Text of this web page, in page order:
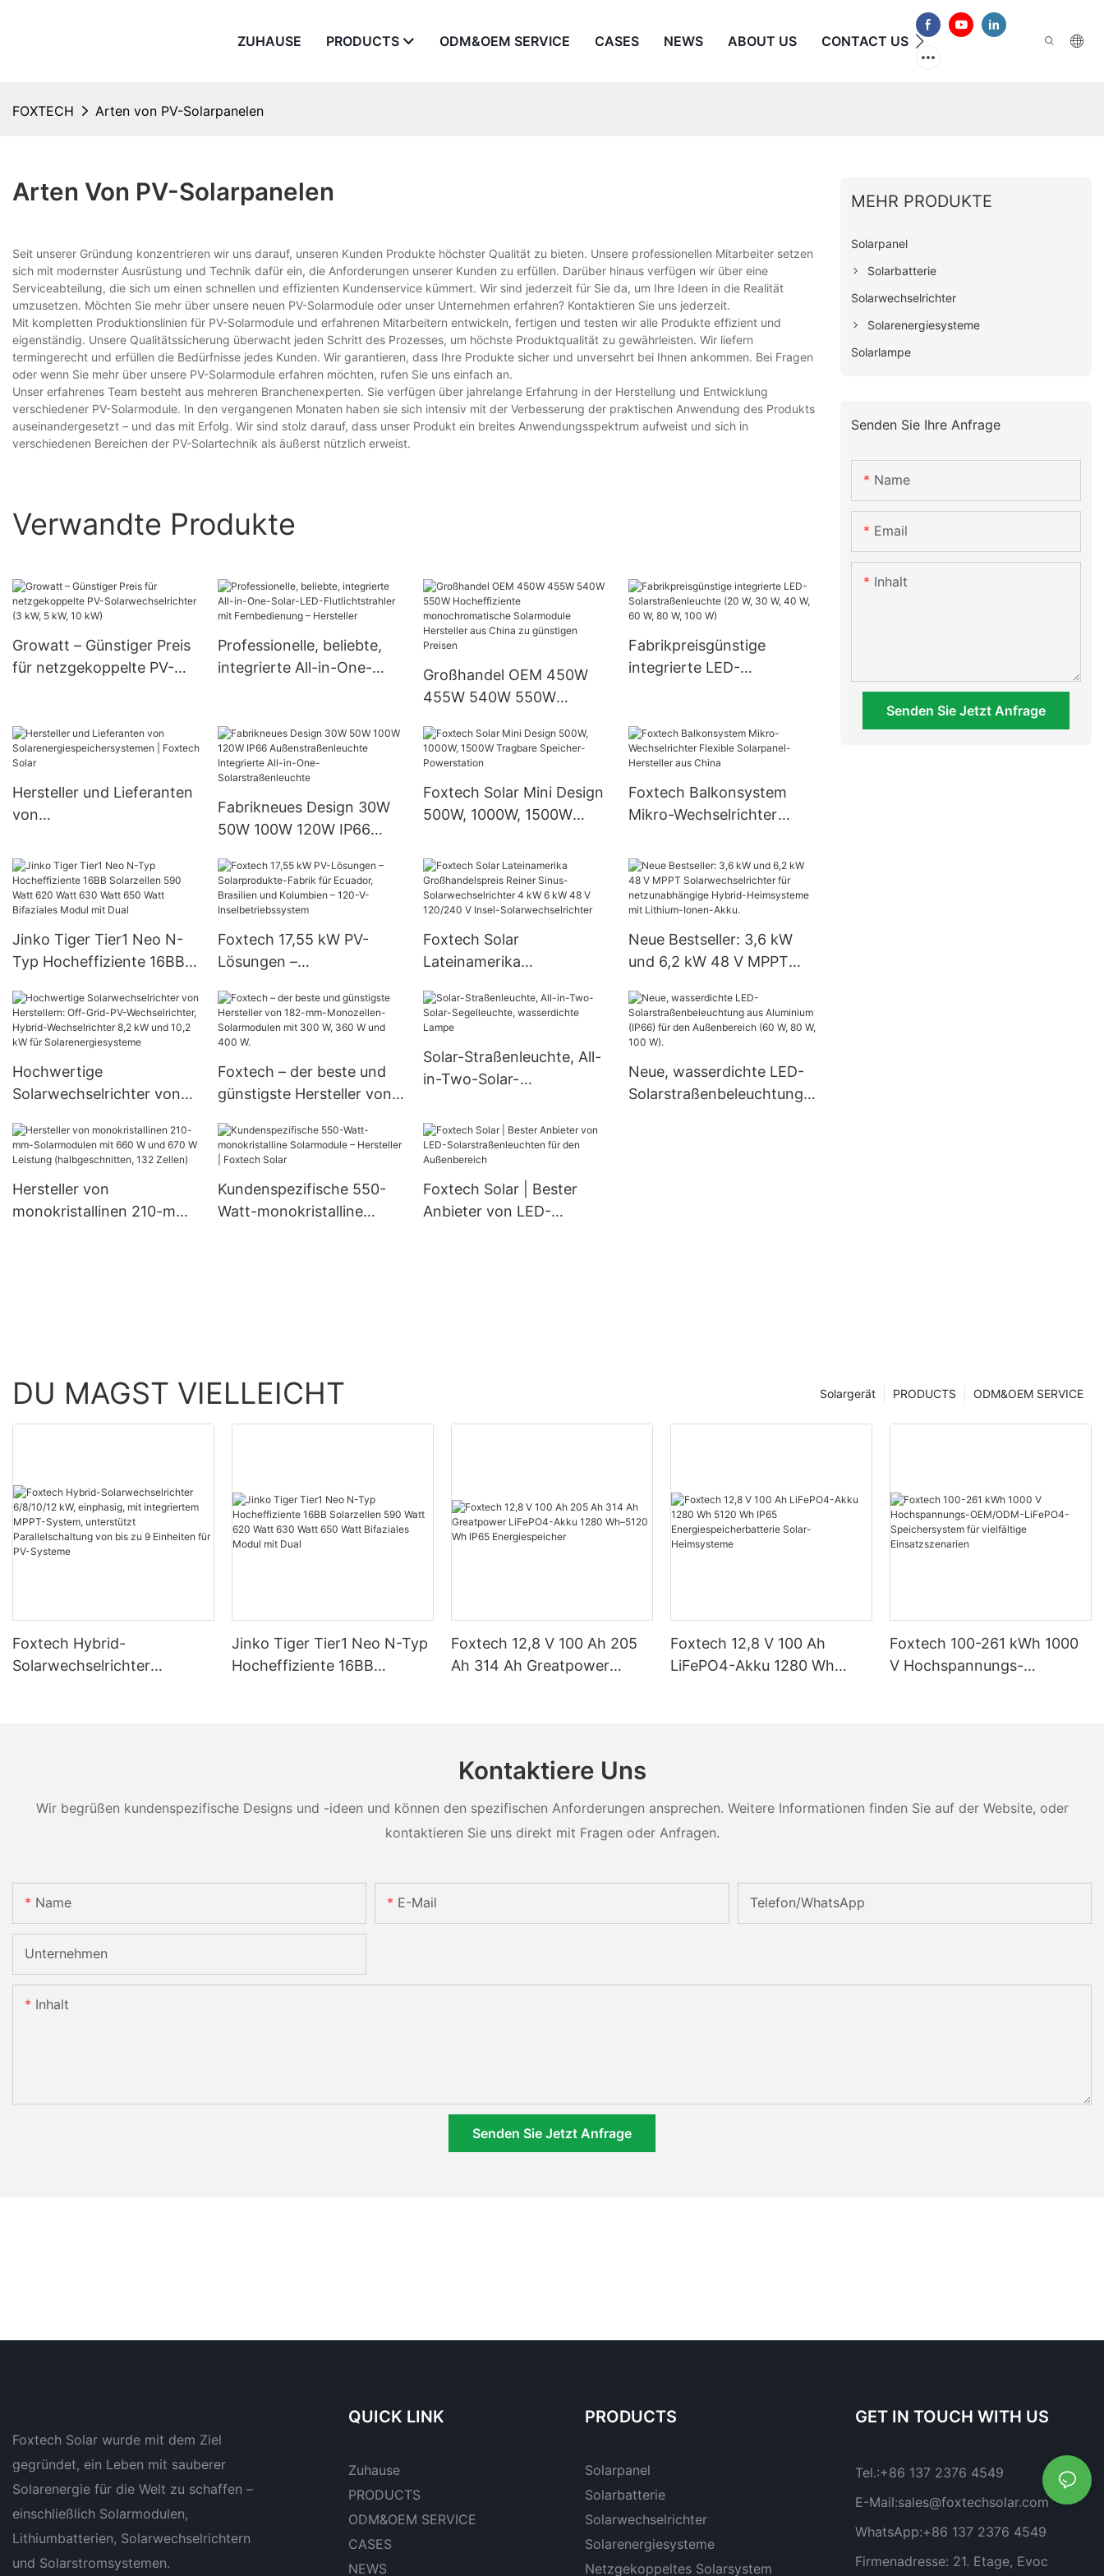
ZUHAUSE PRODUCTS ODM&OEM SERVICE CASES NEWS ABOUT US CONTACT US HÄUFIG GESTELLTE
FOXTECH Arten von PV-Solarpanelen
Arten Von PV-Solarpanelen
Seit unserer Gründung konzentrieren wir uns darauf, unseren Kunden Produkte höchster Qualität zu bieten. Unsere professionellen Mitarbeiter setzen
sich mit modernster Ausrüstung und Technik dafür ein, die Anforderungen unserer Kunden zu erfüllen. Darüber hinaus verfügen wir über eine
Serviceabteilung, die sich um einen schnellen und effizienten Kundenservice kümmert. Wir sind jederzeit für Sie da, um Ihre Ideen in die Realität
umzusetzen. Möchten Sie mehr über unsere neuen PV-Solarmodule oder unser Unternehmen erfahren? Kontaktieren Sie uns jederzeit.
Mit kompletten Produktionslinien für PV-Solarmodule und erfahrenen Mitarbeitern entwickeln, fertigen und testen wir alle Produkte effizient und
eigenständig. Unsere Qualitätssicherung überwacht jeden Schritt des Prozesses, um höchste Produktqualität zu gewährleisten. Wir liefern
termingerecht und erfüllen die Bedürfnisse jedes Kunden. Wir garantieren, dass Ihre Produkte sicher und unversehrt bei Ihnen ankommen. Bei Fragen
oder wenn Sie mehr über unsere PV-Solarmodule erfahren möchten, rufen Sie uns einfach an.
Unser erfahrenes Team besteht aus mehreren Branchenexperten. Sie verfügen über jahrelange Erfahrung in der Herstellung und Entwicklung
verschiedener PV-Solarmodule. In den vergangenen Monaten haben sie sich intensiv mit der Verbesserung der praktischen Anwendung des Produkts
auseinandergesetzt – und das mit Erfolg. Wir sind stolz darauf, dass unser Produkt ein breites Anwendungsspektrum aufweist und sich in
verschiedenen Bereichen der PV-Solartechnik als äußerst nützlich erweist.
Verwandte Produkte
Growatt – Günstiger Preis
für netzgekoppelte PV-
Professionelle, beliebte,
integrierte All-in-One-
Hersteller
Großhandel OEM 450W
455W 540W 550W
monochromatische
Solarmodule Hersteller aus
China zu günstigen
Preisen
Fabrikpreisgünstige
integrierte LED-
W, 100 W)
Hersteller und Lieferanten
von
men | Foxtech Solar
Fabrikneues Design 30W
50W 100W 120W IP66
Integrierte All-in-One-
Solarstraßenleuchte
Foxtech Solar Mini Design
500W, 1000W, 1500W
Powerstation
Foxtech Balkonsystem
Mikro-Wechselrichter
Hersteller aus China
Jinko Tiger Tier1 Neo N-
Typ Hocheffiziente 16BB
Watt 630 Watt 650 Watt
Bifaziales Modul mit Dual
Foxtech 17,55 kW PV-
Lösungen –
Ecuador, Brasilien und
Kolumbien – 120-V-
Inselbetriebssystem
Foxtech Solar
Lateinamerika
Sinus-Solarwechselrichter
4 kW 6 kW 48 V 120/240
V Insel-
Solarwechselrichter
Neue Bestseller: 3,6 kW
und 6,2 kW 48 V MPPT
netzunabhängige Hybrid-
Heimsysteme mit Lithium-
Ionen-Akku.
Hochwertige
Solarwechselrichter von
Wechselrichter, Hybrid-
Wechselrichter 8,2 kW und
10,2 kW für
Solarenergiesysteme
Foxtech – der beste und
günstigste Hersteller von
Solarmodulen mit 300 W,
360 W und 400 W.
Solar-Straßenleuchte, All-
in-Two-Solar-
wasserdichte Lampe
Neue, wasserdichte LED-
Solarstraßenbeleuchtung
Hersteller von
monokristallinen 210-mm-
Kundenspezifische 550-
Watt-monokristalline
Foxtech Solar | Bester
Anbieter von LED-
MEHR PRODUKTE
Solarpanel
Solarbatterie
Solarwechselrichter
Solarenergiesysteme
Solarlampe
Senden Sie Ihre Anfrage
Name
Email
Inhalt
Senden Sie Jetzt Anfrage
DU MAGST VIELLEICHT ODM&OEM SERVICE
PRODUCTS
Solargerät
Foxtech Hybrid-
Solarwechselrichter
Jinko Tiger Tier1 Neo N-Typ
Hocheffiziente 16BB
Foxtech 12,8 V 100 Ah 205
Ah 314 Ah Greatpower
Foxtech 12,8 V 100 Ah
LiFePO4-Akku 1280 Wh
Foxtech 100-261 kWh 1000
V Hochspannungs-
Kontaktiere Uns
Wir begrüßen kundenspezifische Designs und -ideen und können den spezifischen Anforderungen ansprechen. Weitere Informationen finden Sie auf der Website, oder
kontaktieren Sie uns direkt mit Fragen oder Anfragen.
Name E-Mail Telefon/WhatsApp
Unternehmen
Inhalt
Senden Sie Jetzt Anfrage
Foxtech Solar wurde mit dem Ziel
gegründet, ein Leben mit sauberer
Solarenergie für die Welt zu schaffen –
einschließlich Solarmodulen,
Lithiumbatterien, Solarwechselrichtern
und Solarstromsystemen.
QUICK LINK
Zuhause
PRODUCTS
ODM&OEM SERVICE
CASES
NEWS
PRODUCTS
Solarpanel
Solarbatterie
Solarwechselrichter
Solarenergiesysteme
Netzgekoppeltes Solarsystem
GET IN TOUCH WITH US
Tel.:+86 137 2376 4549
E-Mail:sales@foxtechsolar.com
WhatsApp:+86 137 2376 4549
Firmenadresse: 21. Etage, Evoc